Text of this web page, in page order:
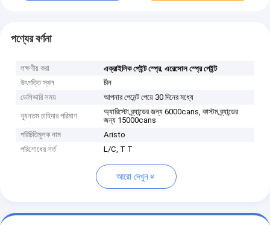
পণ্যের বর্ণনা
লক্ষণীয় করা এক্রাইলিক পেইন্ট স্প্রে,এরেসোল স্প্রে পেইন্ট
উৎপত্তি স্থল
চীন
ডেলিভারি সময়
আপনার পেমেন্ট পেয়ে 30 দিনের মধ্যে
ন্যূনতম চাহিদার পরিমাণ
অ্যারিস্টো ব্র্যান্ডের জন্য 6000cans, কাস্টম ব্র্যান্ডের
জন্য 15000cans
পরিচিতিমুলক নাম
Aristo
পরিশোধের শর্ত
L/C, T T
আরো দেখুন